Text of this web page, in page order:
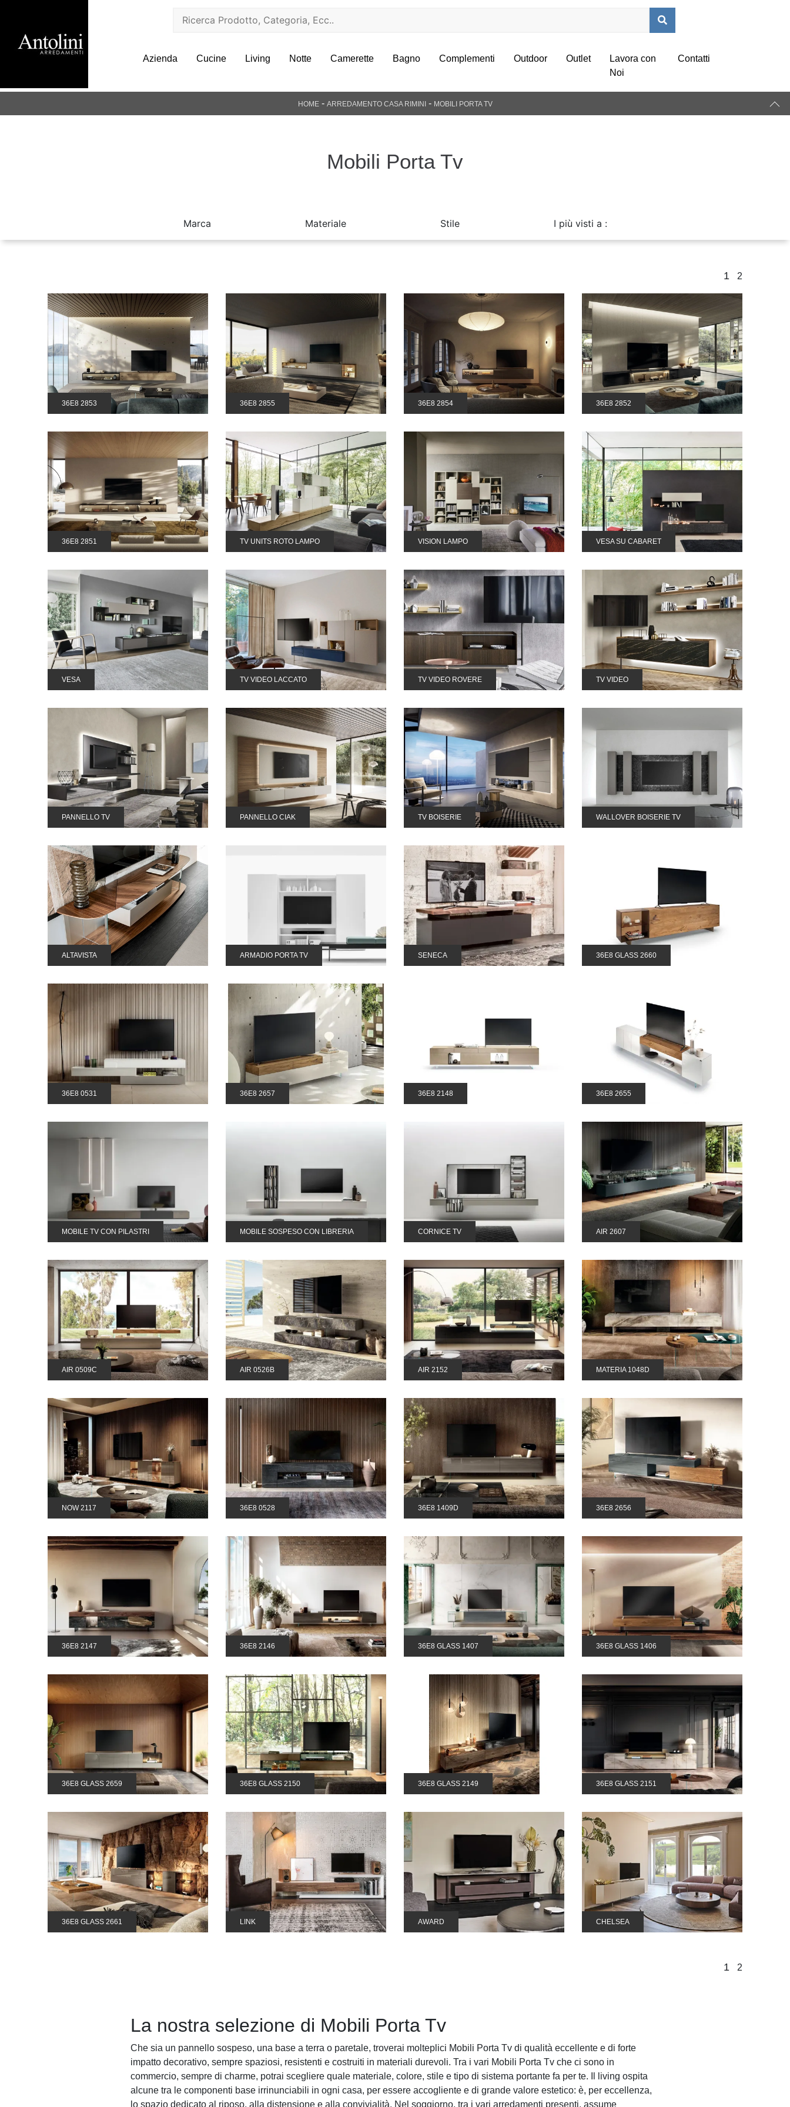
Azienda Cucine Living Notte Camerette Bagno Complementi Outdoor Outlet
Lavora con
Noi
Contatti
HOME- ARREDAMENTO CASA RIMINI - MOBILI PORTA TV
Mobili Porta Tv
Marca Materiale Stile I più visti a :
1 2
36E8 2853 36E8 2855 36E8 2854 36E8 2852
36E8 2851 TV UNITS ROTO LAMPO VISION LAMPO VESA SU CABARET
VESA TV VIDEO LACCATO TV VIDEO ROVERE TV VIDEO
PANNELLO TV PANNELLO CIAK TV BOISERIE WALLOVER BOISERIE TV
ALTAVISTA ARMADIO PORTA TV SENECA 36E8 GLASS 2660
36E8 0531 36E8 2657 36E8 2148 36E8 2655
MOBILE TV CON PILASTRI MOBILE SOSPESO CON LIBRERIA CORNICE TV AIR 2607
AIR 0509C AIR 0526B AIR 2152 MATERIA 1048D
NOW 2117 36E8 0528 36E8 1409D 36E8 2656
36E8 2147 36E8 2146 36E8 GLASS 1407 36E8 GLASS 1406
36E8 GLASS 2659 36E8 GLASS 2150 36E8 GLASS 2149 36E8 GLASS 2151
36E8 GLASS 2661 LINK AWARD CHELSEA
1 2
La nostra selezione di Mobili Porta Tv
Che sia un pannello sospeso, una base a terra o paretale, troverai molteplici Mobili Porta Tv di qualità eccellente e di forte
impatto decorativo, sempre spaziosi, resistenti e costruiti in materiali durevoli. Tra i vari Mobili Porta Tv che ci sono in
commercio, sempre di charme, potrai scegliere quale materiale, colore, stile e tipo di sistema portante fa per te. Il living ospita
alcune tra le componenti base irrinunciabili in ogni casa, per essere accogliente e di grande valore estetico: è, per eccellenza,
lo spazio dedicato al riposo, alla distensione e alla convivialità. Nel soggiorno, tra i vari arredamenti presenti, assume